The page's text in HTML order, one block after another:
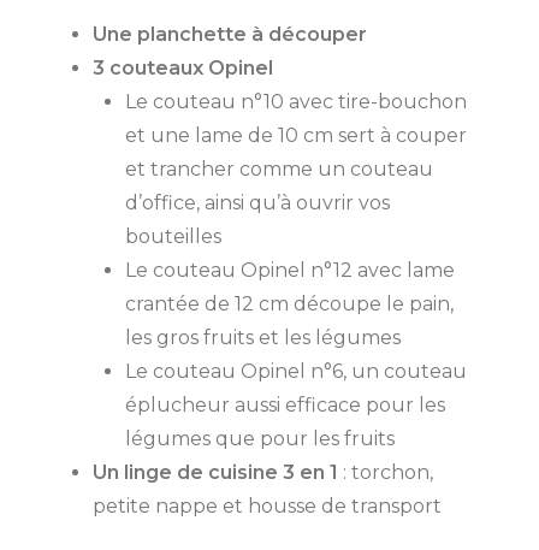
Une planchette à découper
3 couteaux Opinel
Le couteau n°10 avec tire-bouchon
et une lame de 10 cm sert à couper
et trancher comme un couteau
d’office, ainsi qu’à ouvrir vos
bouteilles
Le couteau Opinel n°12 avec lame
crantée de 12 cm découpe le pain,
les gros fruits et les légumes
Le couteau Opinel n°6, un couteau
éplucheur aussi efficace pour les
légumes que pour les fruits
Un linge de cuisine 3 en 1 : torchon,
petite nappe et housse de transport